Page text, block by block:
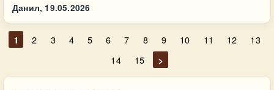
Данил, 19.05.2026
1 2 3 4 5 6 7 8 9 10 11 12
13
14
15 >